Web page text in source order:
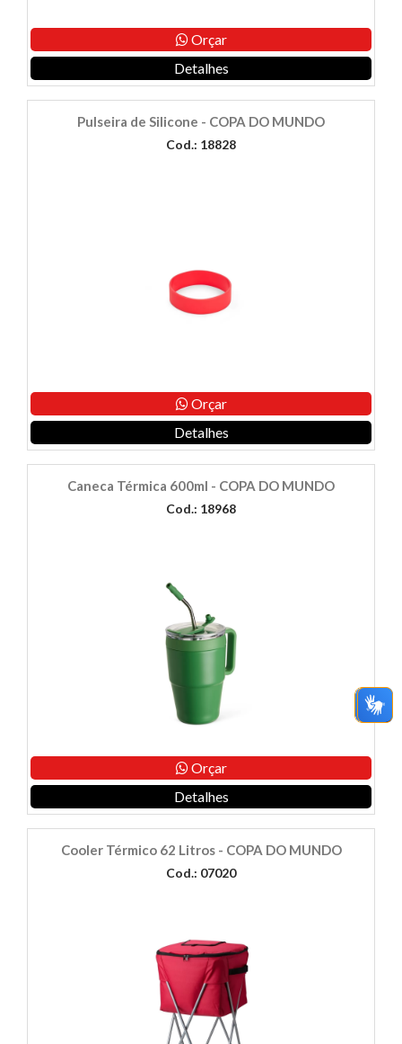
Orçar
Detalhes
Pulseira de Silicone - COPA DO MUNDO
Cod.: 18828
Orçar
Detalhes
Caneca Térmica 600ml - COPA DO MUNDO
Cod.: 18968
Orçar
Detalhes
Cooler Térmico 62 Litros - COPA DO MUNDO
Cod.: 07020